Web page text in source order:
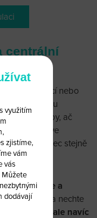
centrální
svépomocí nebo
s elektronikou
tyto postupy, ač
stojí ve
nakonec stejně
rychle a
a nechte
starostí, ale navíc
využitím
zjistíme,
vám
vás
Můžete
dodávají